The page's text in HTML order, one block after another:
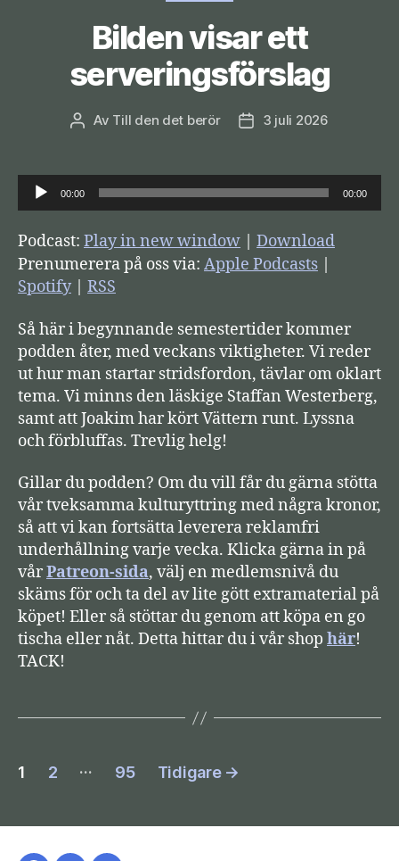
Bilden visar ett
serveringsförslag
Inläggsförfattare
Av Till den det berör Inläggsdatum
3 juli 2026
j
u
d
s
e
l
a
r
e
00:00 00:00
Podcast: Play in new window
Download
Prenumerera på oss via: Apple Podcasts
Spotify| RSS
Så här i begynnande semestertider kommer
podden åter, med veckans viktigheter. Vi reder
ut hur man startar stridsfordon, tävlar om oklart
tema. Vi minns den läskige Staffan Westerberg,
samt att Joakim har kört Vättern runt. Lyssna
och förbluffas. Trevlig helg!
Gillar du podden? Om du vill får du gärna stötta
vår tveksamma kulturyttring med några kronor,
så att vi kan fortsätta leverera reklamfri
underhållning varje vecka. Klicka gärna in på
vårPatreon-sida, välj en medlemsnivå du
skäms för och ta del av lite gött extramaterial på
köpet! Eller så stöttar du genom att köpa en go
tischa eller nåt. Detta hittar du i vår shop här!
TACK!
Sidnumrering
inlägg
1 2 … 95 Tidigare →